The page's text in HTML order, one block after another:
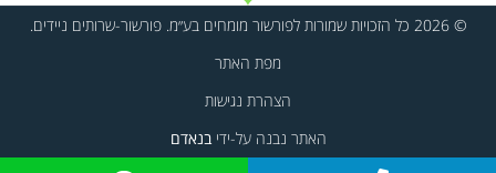
© 2026 כל הזכויות שמורות לפורשור מומחים בע״מ. פורשור-שרותים ניידים.
מפת האתר
הצהרת נגישות
האתר נבנה על-ידיבנאדם